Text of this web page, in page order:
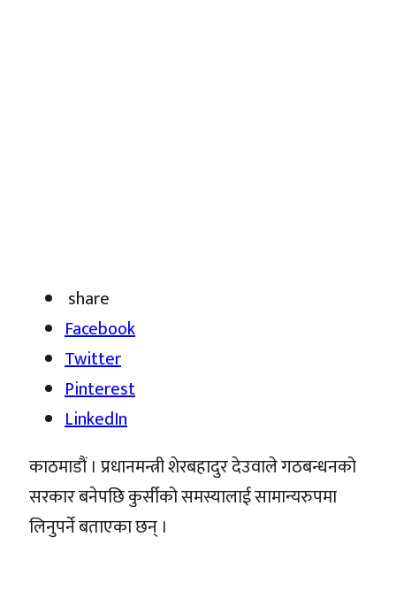
share
Facebook
Twitter
Pinterest
LinkedIn
काठमाडौं । प्रधानमन्त्री शेरबहादुर देउवाले गठबन्धनको
सरकार बनेपछि कुर्सीको समस्यालाई सामान्यरुपमा
लिनुपर्ने बताएका छन् ।